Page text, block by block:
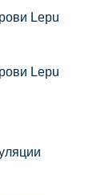
Lepu
Lepu